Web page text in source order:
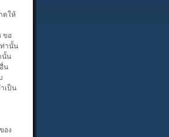
ตให้
ขอ
ท่านั้น
นั้น
น
เป็น
อง